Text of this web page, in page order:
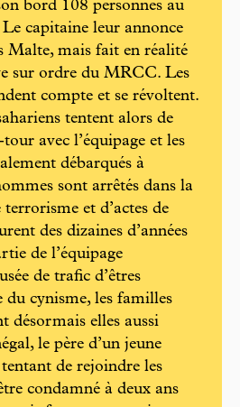
bord 108 personnes au
capitaine leur annonce
Malte, mais fait en réalité
sur ordre du MRCC. Les
compte et se révoltent.
tentent alors de
avec l’équipage et les
débarqués à
sont arrêtés dans la
terrorisme et d’actes de
des dizaines d’années
de l’équipage
de trafic d’êtres
cynisme, les familles
désormais elles aussi
le père d’un jeune
tentant de rejoindre les
condamné à deux ans